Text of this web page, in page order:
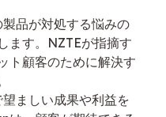
製品が対処する悩みの
ます。NZTEが指摘す
ト顧客のために解決す
ましい成果や利益を